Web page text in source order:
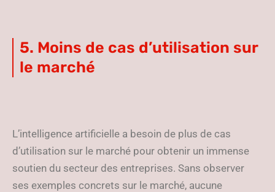
5. Moins de cas d’utilisation sur
le marché
L’intelligence artificielle a besoin de plus de cas
d’utilisation sur le marché pour obtenir un immense
soutien du secteur des entreprises. Sans observer
ses exemples concrets sur le marché, aucune